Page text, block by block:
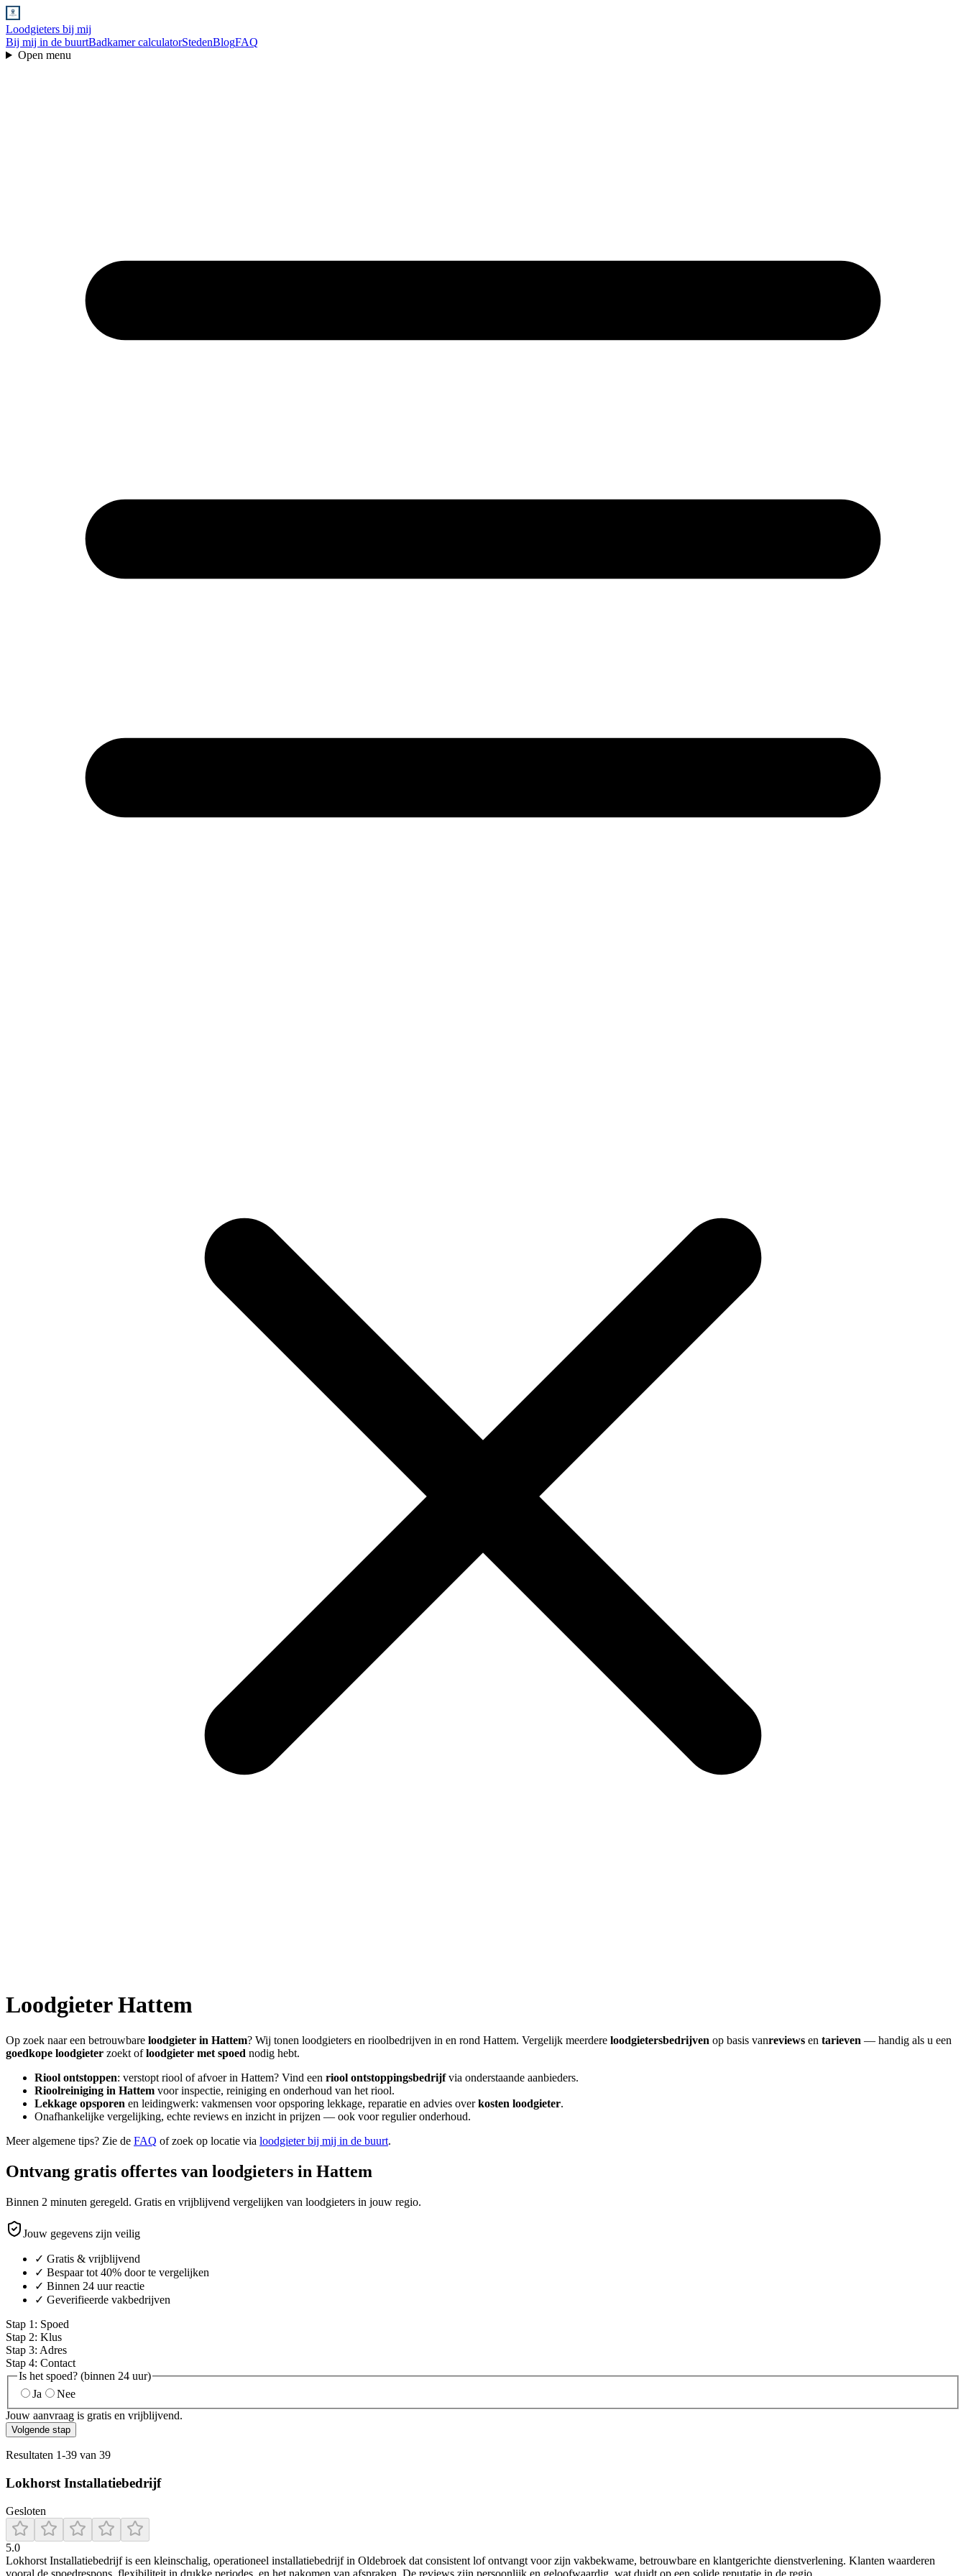
Loodgieters bij mij
Bij mij in de buurtBadkamer calculatorStedenBlogFAQ
Open menu
LoodgieterHattem
Op zoek naar een betrouwbare loodgieter in Hattem? Wij tonen loodgieters en rioolbedrijven in en rond Hattem. Vergelijk meerdere loodgietersbedrijven op basis vanreviews en tarieven — handig als u een
goedkope loodgieter zoekt ofloodgieter met spoed nodig hebt.
Riool ontstoppen: verstopt riool of afvoer in Hattem? Vind een riool ontstoppingsbedrijfvia onderstaande aanbieders.
Rioolreiniging in Hattem voor inspectie, reiniging en onderhoud van het riool.
Lekkage opsporen en leidingwerk: vakmensen voor opsporing lekkage, reparatie en advies overkosten loodgieter.
Onafhankelijke vergelijking, echte reviews en inzicht in prijzen — ook voor regulier onderhoud.
Meer algemene tips? Zie de FAQ of zoek op locatie via loodgieter bij mij in de buurt.
Ontvang gratis offertes van loodgieters in Hattem
Binnen 2 minuten geregeld. Gratis en vrijblijvend vergelijken van loodgieters in jouw regio.
Jouw gegevens zijn veilig
✓ Gratis & vrijblijvend
✓ Bespaar tot 40% door te vergelijken
✓ Binnen 24 uur reactie
✓ Geverifieerde vakbedrijven
Stap 1 : Spoed
Stap 2: Klus
Stap 3: Adres
Stap 4: Contact
Is het spoed? (binnen 24 uur)
Ja
Nee
Jouw aanvraag is gratis en vrijblijvend.
Volgende stap
Resultaten 1-39 van 39
Lokhorst Installatiebedrijf
Gesloten
5.0
Lokhorst Installatiebedrijf is een kleinschalig, operationeel installatiebedrijf in Oldebroek dat consistent lof ontvangt voor zijn vakbekwame, betrouwbare en klantgerichte dienstverlening. Klanten waarderen
vooral de spoedrespons, flexibiliteit in drukke periodes, en het nakomen van afspraken. De reviews zijn persoonlijk en geloofwaardig, wat duidt op een solide reputatie in de regio.